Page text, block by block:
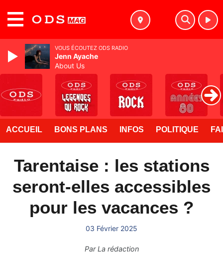
ACCUEIL BONS PLANS INFOS POLITIQUE
Tarentaise : les stations
seront-elles accessibles
pour les vacances ?
03 Février 2025
ParLa rédaction
VOUS ÉCOUTEZ ODS RADIO
Jenn Ayache
About Us